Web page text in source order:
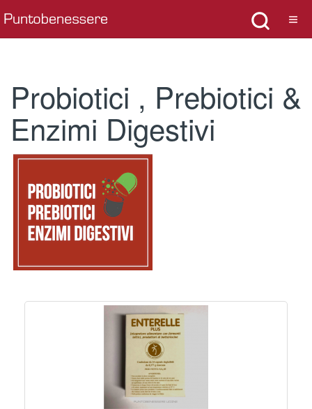
Probiotici , Prebiotici &
Enzimi Digestivi